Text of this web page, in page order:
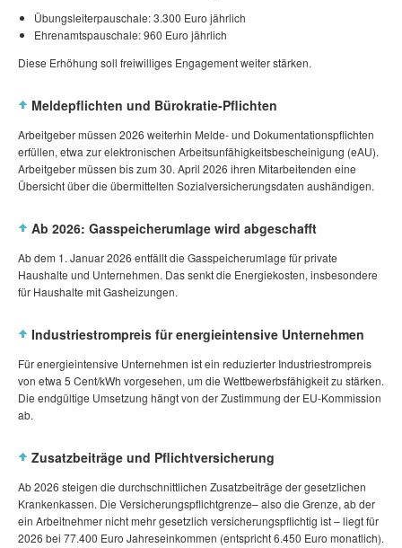
Übungsleiterpauschale: 3.300 Euro jährlich
Ehrenamtspauschale: 960 Euro jährlich
Diese Erhöhung soll freiwilliges Engagement weiter stärken.
Meldepflichten und Bürokratie‑Pflichten
Arbeitgeber müssen 2026 weiterhin Melde‑ und Dokumentationspflichten
erfüllen, etwa zur elektronischen Arbeitsunfähigkeitsbescheinigung (eAU).
Arbeitgeber müssen bis zum 30. April 2026 ihren Mitarbeitenden eine
Übersicht über die übermittelten Sozialversicherungsdaten aushändigen.
Ab 2026: Gasspeicherumlage wird abgeschafft
Ab dem 1. Januar 2026 entfällt die Gasspeicherumlage für private
Haushalte und Unternehmen. Das senkt die Energiekosten, insbesondere
für Haushalte mit Gasheizungen.
Industriestrompreis für energieintensive Unternehmen
Für energieintensive Unternehmen ist ein reduzierter Industriestrompreis
von etwa 5 Cent/kWh vorgesehen, um die Wettbewerbsfähigkeit zu stärken.
Die endgültige Umsetzung hängt von der Zustimmung der EU‑Kommission
ab.
Zusatzbeiträge und Pflichtversicherung
Ab 2026 steigen die durchschnittlichen Zusatzbeiträge der gesetzlichen
Krankenkassen. Die Versicherungspflichtgrenze– also die Grenze, ab der
ein Arbeitnehmer nicht mehr gesetzlich versicherungspflichtig ist – liegt für
2026 bei 77.400 Euro Jahreseinkommen (entspricht 6.450 Euro monatlich).